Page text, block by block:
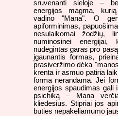
sruvenanti sieloje –
energijos magma,
vadino "Mana". O
apiforminimas,
nesulaikomai žodžių,
numinosinei
nudegintas garas pro
įgaunantis formas,
prasiveržimo dėka
krenta ir asmuo patiria
forma nerandama. Jei
energijos spaudimas gali
psichiką – Mana
kliedesius. Stipriai jos
būties nepakeliamumo